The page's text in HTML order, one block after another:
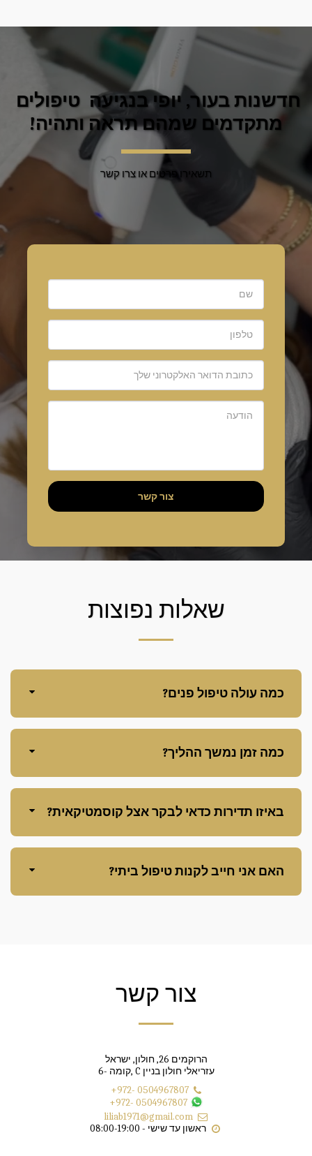
מתקדמים שמהם תראה ותהיה!
תשאירו פרטים או צרו קשר
צור קשר
שאלות נפוצות
כמה עולה טיפול פנים?
כמה זמן נמשך ההליך?
באיזו תדירות כדאי לבקר אצל קוסמטיקאית?
האם אני חייב לקנות טיפול ביתי?
צור קשר
הרוקמים 26, חולון, ישראל
עזריאלי חולון בניין C ,קומה -6
+972- 0504967807
+972- 0504967807
liliab1971@gmail.com
ראשון עד שישי - 08:00-19:00